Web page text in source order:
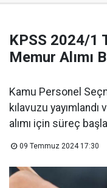
KPSS 2024/1
Memur Alımı
Kamu Personel
kılavuzu
alımı için süreç
09 Temmuz 2024 17:30